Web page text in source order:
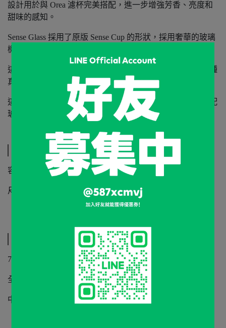
設計用於與 Orea 濾杯完美搭配，進一步增強芳香、亮度和
甜味的感知。
Sense Glass 採用了原版 Sense Cup 的形狀，採用奢華的玻璃
機身。
這款精緻的玻璃杯專為享受最特別的咖啡而設計，給人一種
真正的輕盈感和品質感。
這款玻璃杯容量高達 275 毫升，非常適合直接沖泡，或搭配
玻璃水瓶小口飲用。
規格說明
容量：275 毫升
尺寸：80 毫米（高度）x 80 毫米（嘴直徑） x 88毫米
7-11 店到店 (貨到付款/貨到不付款)
全家店到店 (貨到付款/貨到不付款)
中華郵政